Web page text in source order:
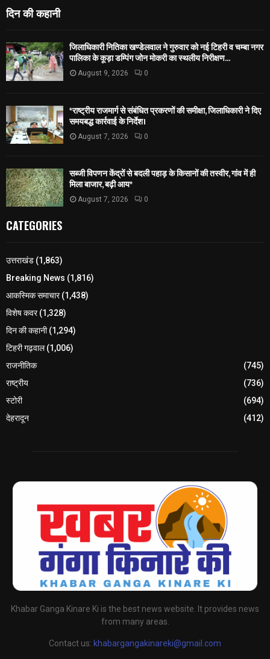
दिन की कहानी
जिलाधिकारी नितिका खण्डेलवाल ने गुरुवार को नई टिहरी व चम्बा नगर
पालिका के कूड़ा डम्पिंग जोन मोकरी का स्थलीय निरीक्षण...
August 9, 2026 0
*राष्ट्रीय राजमार्ग से संबंधित प्रकरणों की समीक्षा, जिलाधिकारी ने दिए
समयबद्ध कार्रवाई के निर्देश।
August 7, 2026 0
सब्जी विपणन केंद्रों से बदली पहाड़ के किसानों की तस्वीर, गांव में ही
मिला बाजार, बढ़ी आय*
August 7, 2026 0
CATEGORIES
उत्तराखंड (1,863)
Breaking News (1,816)
आकस्मिक समाचार(1,438)
विशेष कवर(1,328)
दिन की कहानी(1,294)
टिहरी गढ़वाल(1,006)
राजनीतिक
(745)
राष्ट्रीय
(736)
स्टोरी
(694)
देहरादून
(412)
Khabar Ganga Kinare Ki is the best news website. It provides news
from many areas.
Contact us: khabargangakinareki@gmail.com